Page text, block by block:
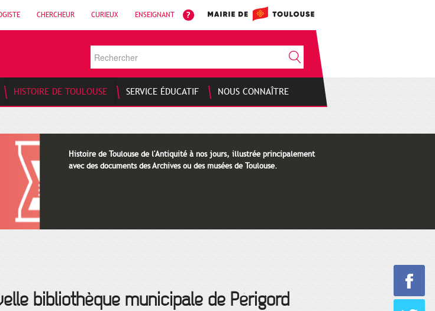
CHERCHEUR CURIEUX ENSEIGNANT
HISTOIRE DE TOULOUSE SERVICE ÉDUCATIF NOUS CONNAÎTRE
Histoire de Toulouse de l'Antiquité à nos jours, illustrée principalement
avec des documents des Archives ou des musées de Toulouse.
bibliothèque municipale de Périgord